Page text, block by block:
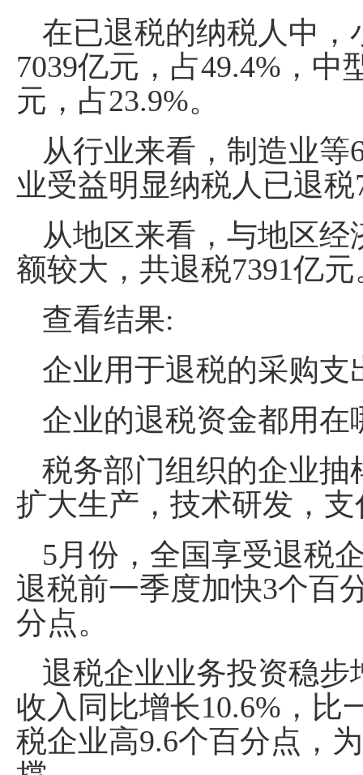
在已退税的纳税人中，
7039亿元，占49.4%，中
元，占23.9%。
从行业来看，制造业
业受益明显纳税人已退
从地区来看，与地区
额较大，共退税7391亿元
查看结果:
企业用于退税的采购支
企业的退税资金都用在
税务部门组织的企业
扩大生产，技术研发，
5月份，全国享受退税
退税前一季度加快3个百
分点。
退税企业业务投资稳
收入同比增长10.6%，比
税企业高9.6个百分点，